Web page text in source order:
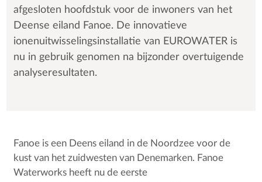
afgesloten hoofdstuk voor de inwoners van het
Deense eiland Fanoe. De innovatieve
ionenuitwisselingsinstallatie van EUROWATER is
nu in gebruik genomen na bijzonder overtuigende
analyseresultaten.
Fanoe is een Deens eiland in de Noordzee voor de
kust van het zuidwesten van Denemarken. Fanoe
Waterworks heeft nu de eerste